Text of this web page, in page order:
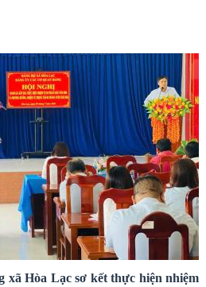
xã Hòa Lạc sơ kết thực hiện nhiệm